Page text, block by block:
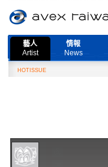
藝人
Artist
情報
News
HOTISSUE